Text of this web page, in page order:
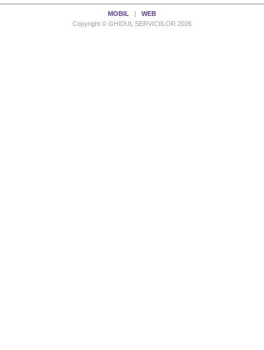
MOBIL
WEB
Copyright © GHIDUL SERVICIILOR 2026